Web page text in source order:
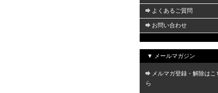
よくあるご質問
お問い合わせ
▼ メールマガジン
メルマガ登録・解除はこ
ら